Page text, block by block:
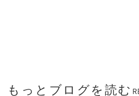
もっとブログを読む